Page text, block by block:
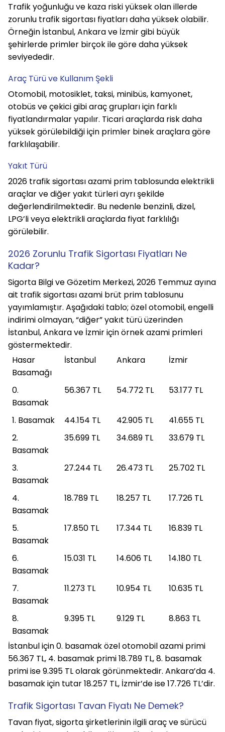
Trafik yoğunluğu ve kaza riski yüksek olan illerde
zorunlu trafik sigortası fiyatları daha yüksek olabilir.
Örneğin İstanbul, Ankara ve İzmir gibi büyük
şehirlerde primler birçok ile göre daha yüksek
seviyededir.
Araç Türü ve Kullanım Şekli
Otomobil, motosiklet, taksi, minibüs, kamyonet,
otobüs ve çekici gibi araç grupları için farklı
fiyatlandırmalar yapılır. Ticari araçlarda risk daha
yüksek görülebildiği için primler binek araçlara göre
farklılaşabilir.
Yakıt Türü
2026 trafik sigortası azami prim tablosunda elektrikli
araçlar ve diğer yakıt türleri ayrı şekilde
değerlendirilmektedir. Bu nedenle benzinli, dizel,
LPG’li veya elektrikli araçlarda fiyat farklılığı
görülebilir.
2026 Zorunlu Trafik Sigortası Fiyatları Ne
Kadar?
Sigorta Bilgi ve Gözetim Merkezi, 2026 Temmuz ayına
ait trafik sigortası azami brüt prim tablosunu
yayımlamıştır. Aşağıdaki tablo; özel otomobil, engelli
indirimi olmayan, “diğer” yakıt türü üzerinden
İstanbul, Ankara ve İzmir için örnek azami primleri
göstermektedir.
Hasar
Basamağı
İstanbul Ankara İzmir
0.
Basamak
56.367 TL 54.772 TL 53.177 TL
1. Basamak 44.154 TL 42.905 TL
41.655 TL
2.
Basamak
35.699 TL 34.689 TL 33.679 TL
3.
Basamak
27.244 TL 26.473 TL 25.702 TL
4.
Basamak
18.789 TL 18.257 TL 17.726 TL
5.
Basamak
17.850 TL 17.344 TL 16.839 TL
6.
Basamak
15.031 TL 14.606 TL 14.180 TL
7.
Basamak
11.273 TL 10.954 TL 10.635 TL
8.
Basamak
9.395 TL 9.129 TL 8.863 TL
İstanbul için 0. basamak özel otomobil azami primi
56.367 TL, 4. basamak primi 18.789 TL, 8. basamak
primi ise 9.395 TL olarak görünmektedir. Ankara’da 4.
basamak için tutar 18.257 TL, İzmir’de ise 17.726 TL’dir.
Trafik Sigortası Tavan Fiyatı Ne Demek?
Tavan fiyat, sigorta şirketlerinin ilgili araç ve sürücü